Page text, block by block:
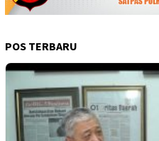
POS TERBARU